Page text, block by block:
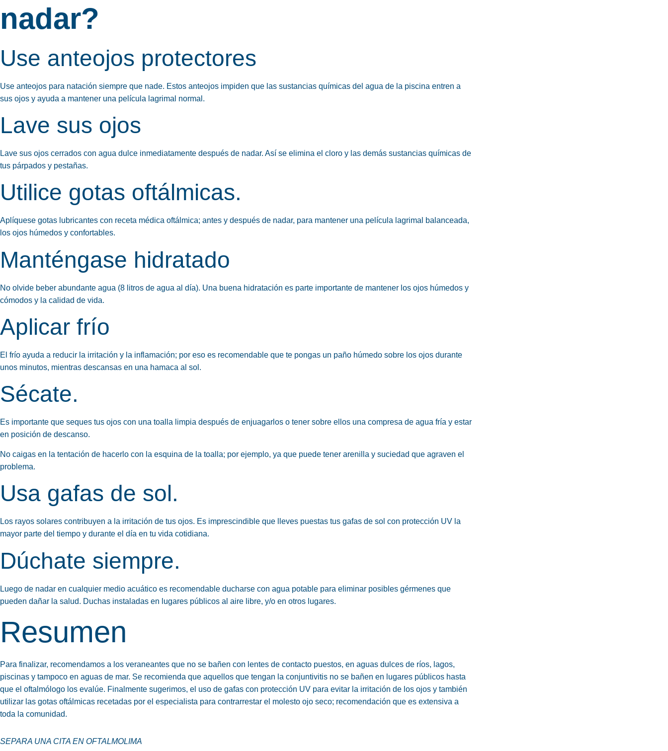
nadar?
Use anteojos protectores
Use anteojos para natación siempre que nade. Estos anteojos impiden que las sustancias químicas del agua de la piscina entren a
sus ojos y ayuda a mantener una película lagrimal normal.
Lave sus ojos
Lave sus ojos cerrados con agua dulce inmediatamente después de nadar. Así se elimina el cloro y las demás sustancias químicas de
tus párpados y pestañas.
Utilice gotas oftálmicas.
Aplíquese gotas lubricantes con receta médica oftálmica; antes y después de nadar, para mantener una película lagrimal balanceada,
los ojos húmedos y confortables.
Manténgase hidratado
No olvide beber abundante agua (8 litros de agua al día). Una buena hidratación es parte importante de mantener los ojos húmedos y
cómodos y la calidad de vida.
Aplicar frío
El frío ayuda a reducir la irritación y la inflamación; por eso es recomendable que te pongas un paño húmedo sobre los ojos durante
unos minutos, mientras descansas en una hamaca al sol.
Sécate.
Es importante que seques tus ojos con una toalla limpia después de enjuagarlos o tener sobre ellos una compresa de agua fría y estar
en posición de descanso.
No caigas en la tentación de hacerlo con la esquina de la toalla; por ejemplo, ya que puede tener arenilla y suciedad que agraven el
problema.
Usa gafas de sol.
Los rayos solares contribuyen a la irritación de tus ojos. Es imprescindible que lleves puestas tus gafas de sol con protección UV la
mayor parte del tiempo y durante el día en tu vida cotidiana.
Dúchate siempre.
Luego de nadar en cualquier medio acuático es recomendable ducharse con agua potable para eliminar posibles gérmenes que
pueden dañar la salud. Duchas instaladas en lugares públicos al aire libre, y/o en otros lugares.
Resumen
Para finalizar, recomendamos a los veraneantes que no se bañen con lentes de contacto puestos, en aguas dulces de ríos, lagos,
piscinas y tampoco en aguas de mar. Se recomienda que aquellos que tengan la conjuntivitis no se bañen en lugares públicos hasta
que el oftalmólogo los evalúe. Finalmente sugerimos, el uso de gafas con protección UV para evitar la irritación de los ojos y también
utilizar las gotas oftálmicas recetadas por el especialista para contrarrestar el molesto ojo seco; recomendación que es extensiva a
toda la comunidad.
SEPARA UNA CITA EN OFTALMOLIMA